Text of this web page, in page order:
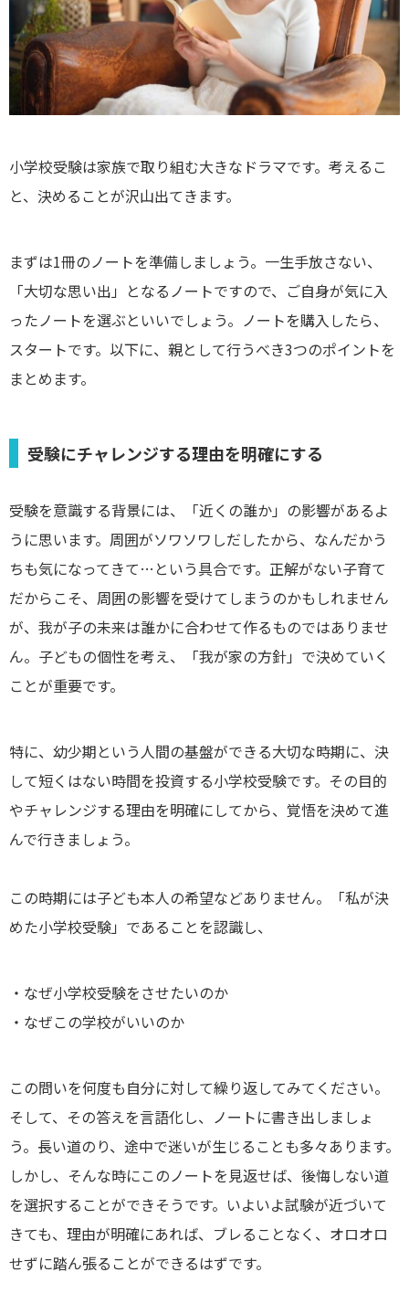
小学校受験は家族で取り組む大きなドラマです。考えるこ
と、決めることが沢山出てきます。
まずは1冊のノートを準備しましょう。一生手放さない、
「大切な思い出」となるノートですので、ご自身が気に入
ったノートを選ぶといいでしょう。ノートを購入したら、
スタートです。以下に、親として行うべき3つのポイントを
まとめます。
受験にチャレンジする理由を明確にする
受験を意識する背景には、「近くの誰か」の影響があるよ
うに思います。周囲がソワソワしだしたから、なんだかう
ちも気になってきて…という具合です。正解がない子育て
だからこそ、周囲の影響を受けてしまうのかもしれません
が、我が子の未来は誰かに合わせて作るものではありませ
ん。子どもの個性を考え、「我が家の方針」で決めていく
ことが重要です。
特に、幼少期という人間の基盤ができる大切な時期に、決
して短くはない時間を投資する小学校受験です。その目的
やチャレンジする理由を明確にしてから、覚悟を決めて進
んで行きましょう。
この時期には子ども本人の希望などありません。「私が決
めた小学校受験」であることを認識し、
・なぜ小学校受験をさせたいのか
・なぜこの学校がいいのか
この問いを何度も自分に対して繰り返してみてください。
そして、その答えを言語化し、ノートに書き出しましょ
う。長い道のり、途中で迷いが生じることも多々あります。
しかし、そんな時にこのノートを見返せば、後悔しない道
を選択することができそうです。いよいよ試験が近づいて
きても、理由が明確にあれば、ブレることなく、オロオロ
せずに踏ん張ることができるはずです。